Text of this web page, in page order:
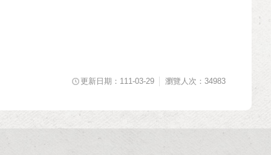
更新日期：111-03-29 瀏覽人次：34983